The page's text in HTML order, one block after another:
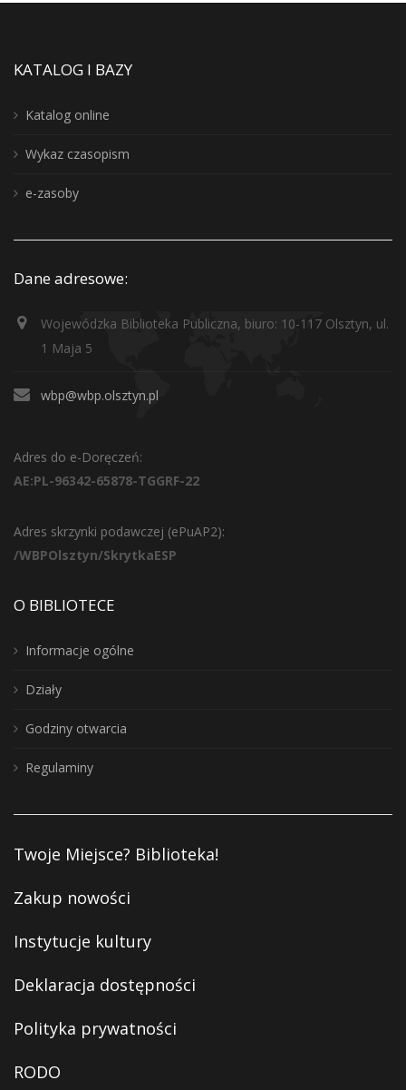
KATALOG I BAZY
Katalog online
Wykaz czasopism
e-zasoby
Dane adresowe:
Wojewódzka Biblioteka Publiczna, biuro: 10-117 Olsztyn, ul.
1 Maja 5
wbp@wbp.olsztyn.pl
Adres do e-Doręczeń:
AE:PL-96342-65878-TGGRF-22
Adres skrzynki podawczej (ePuAP2):
/WBPOlsztyn/SkrytkaESP
O BIBLIOTECE
Informacje ogólne
Działy
Godziny otwarcia
Regulaminy
Twoje Miejsce? Biblioteka!
Zakup nowości
Instytucje kultury
Deklaracja dostępności
Polityka prywatności
RODO